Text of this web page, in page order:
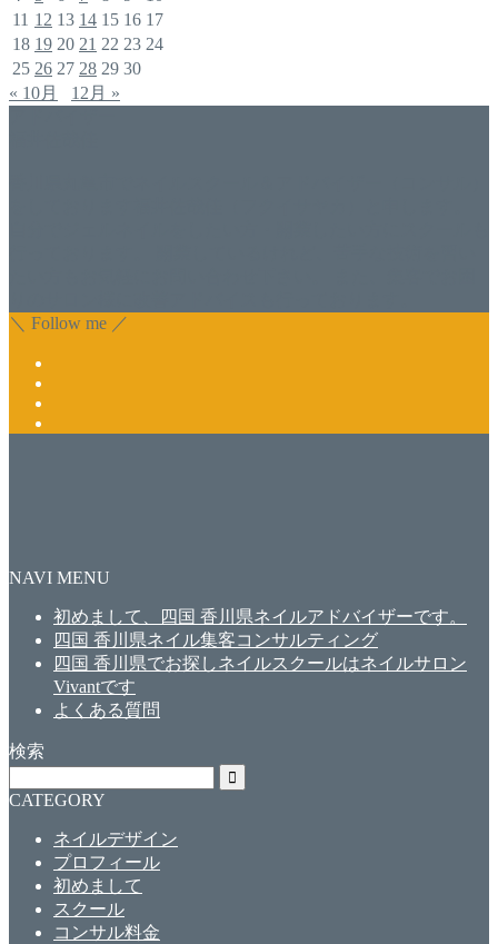
11 12 13 14 15 16 17
18 19 20 21 22 23 24
25 26 27 28 29 30
« 10月
12月 »
＼ Follow me ／
NAVI MENU
初めまして、四国 香川県ネイルアドバイザーです。
四国 香川県ネイル集客コンサルティング
四国 香川県でお探しネイルスクールはネイルサロン
Vivantです
よくある質問
検索
CATEGORY
ネイルデザイン
プロフィール
初めまして
スクール
コンサル料金